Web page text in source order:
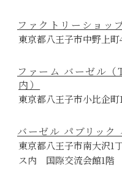
ファクトリーショッ
東京都八王子市中野上町
ファーム バーゼル
内）
東京都八王子市小比企町
バーゼル パブリック
東京都八王子市南大沢
ス内 国際交流会館1階